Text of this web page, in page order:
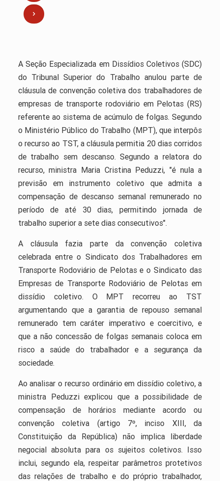
A Seção Especializada em Dissídios Coletivos (SDC)
do Tribunal Superior do Trabalho anulou parte de
cláusula de convenção coletiva dos trabalhadores de
empresas de transporte rodoviário em Pelotas (RS)
referente ao sistema de acúmulo de folgas. Segundo
o Ministério Público do Trabalho (MPT), que interpôs
o recurso ao TST, a cláusula permitia 20 dias corridos
de trabalho sem descanso. Segundo a relatora do
recurso, ministra Maria Cristina Peduzzi, "é nula a
previsão em instrumento coletivo que admita a
compensação de descanso semanal remunerado no
período de até 30 dias, permitindo jornada de
trabalho superior a sete dias consecutivos".
A cláusula fazia parte da convenção coletiva
celebrada entre o Sindicato dos Trabalhadores em
Transporte Rodoviário de Pelotas e o Sindicato das
Empresas de Transporte Rodoviário de Pelotas em
dissídio coletivo. O MPT recorreu ao TST
argumentando que a garantia de repouso semanal
remunerado tem caráter imperativo e coercitivo, e
que a não concessão de folgas semanais coloca em
risco a saúde do trabalhador e a segurança da
sociedade.
Ao analisar o recurso ordinário em dissídio coletivo, a
ministra Peduzzi explicou que a possibilidade de
compensação de horários mediante acordo ou
convenção coletiva (artigo 7º, inciso XIII, da
Constituição da República) não implica liberdade
negocial absoluta para os sujeitos coletivos. Isso
inclui, segundo ela, respeitar parâmetros protetivos
das relações de trabalho e do próprio trabalhador,